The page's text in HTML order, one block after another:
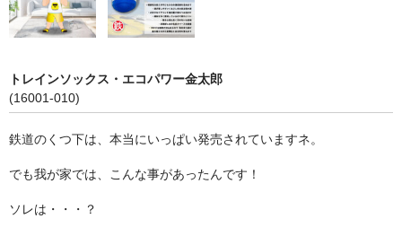
木製玩具
その他雑貨
つり革
タオル
キーホルダー
トレインソックス・エコパワー金太郎
(16001-010)
鉄道のくつ下は、本当にいっぱい発売されていますネ。
でも我が家では、こんな事があったんです！
ソレは・・・？